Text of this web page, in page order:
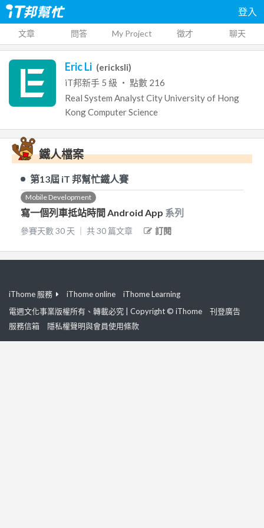
登入
文章 問答 My Project 徵才 聊天
Eric Li (ericksli)
iT邦新手 5 級 ‧ 點數 216
Real System AnalystCity University of Hong
KongComputer Science
鐵人檔案
第13屆 iT 邦幫忙鐵人賽
Mobile Development
寫一個列車抵站時間 Android App 系列
參賽天數30 天 共30 篇文章 訂閱
iThome 服務 iThome online
iThome Learning
電週文化事業版權所有、轉載必究 | Copyright © iThome
刊登廣告
服務信箱
隱私權聲明與會員使用條款